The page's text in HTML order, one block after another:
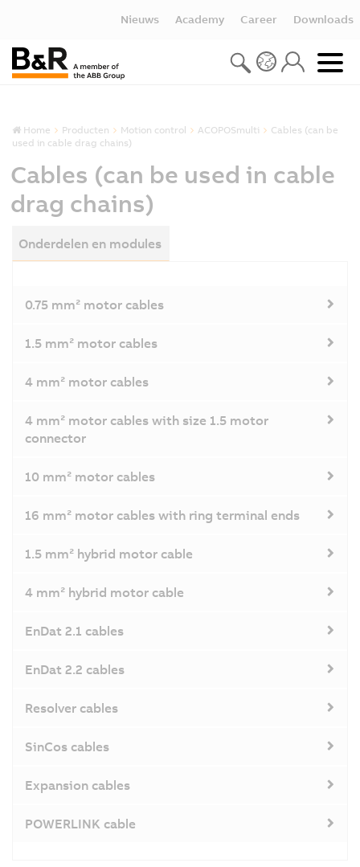
Nieuws Academy Career Downloads
Home Producten Motion control ACOPOSmulti
Cables (can be
used in cable drag chains)
Cables (can be used in cable
drag chains)
Onderdelen en modules
0.75 mm² motor cables
1.5 mm² motor cables
4 mm² motor cables
4 mm² motor cables with size 1.5 motor
connector
10 mm² motor cables
16 mm² motor cables with ring terminal ends
1.5 mm² hybrid motor cable
4 mm² hybrid motor cable
EnDat 2.1 cables
EnDat 2.2 cables
Resolver cables
SinCos cables
Expansion cables
POWERLINK cable